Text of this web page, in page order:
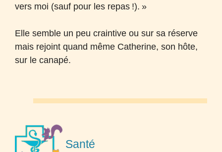
vers moi (sauf pour les repas !). »
Elle semble un peu craintive ou sur sa réserve
mais rejoint quand même Catherine, son hôte,
sur le canapé.
Santé